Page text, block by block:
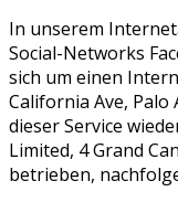
In unserem
Social-Networks
sich um einen
California Ave, Palo
dieser Service
Limited, 4 Grand
betrieben,